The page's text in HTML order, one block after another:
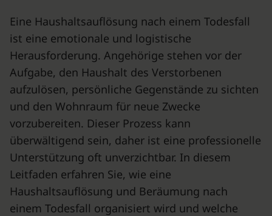
Eine Haushaltsauflösung nach einem Todesfall
ist eine emotionale und logistische
Herausforderung. Angehörige stehen vor der
Aufgabe, den Haushalt des Verstorbenen
aufzulösen, persönliche Gegenstände zu sichten
und den Wohnraum für neue Zwecke
vorzubereiten. Dieser Prozess kann
überwältigend sein, daher ist eine professionelle
Unterstützung oft unverzichtbar. In diesem
Leitfaden erfahren Sie, wie eine
Haushaltsauflösung und Beräumung nach
einem Todesfall organisiert wird und welche